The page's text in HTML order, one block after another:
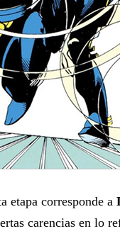
etapa corresponde a
carencias en lo